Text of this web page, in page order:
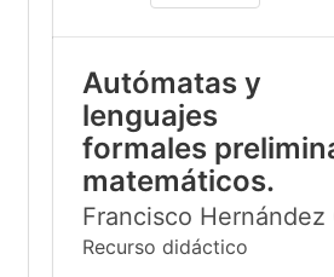
Autómatas y
lenguajes
formales
matemáticos.
Francisco Hernández
Recurso didáctico